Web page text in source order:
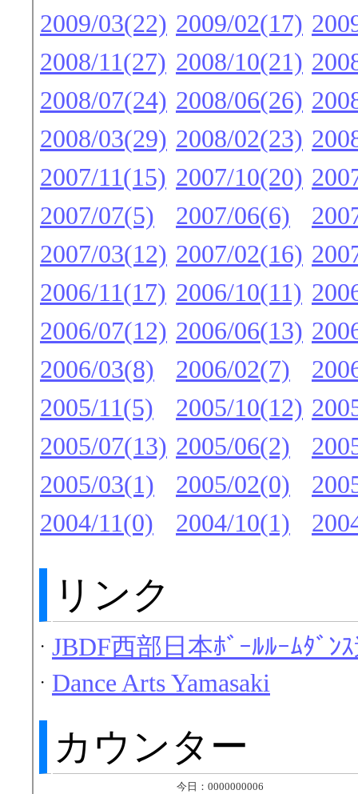
2009/03(22) 2009/02(17)
2008/11(27) 2008/10(21)
2008/07(24) 2008/06(26)
2008/03(29) 2008/02(23)
2007/11(15) 2007/10(20)
2007/07(5)
2007/06(6)
2007/03(12) 2007/02(16)
2006/11(17) 2006/10(11)
2006/07(12) 2006/06(13)
2006/03(8)
2006/02(7)
2005/11(5)
2005/10(12)
2005/07(13) 2005/06(2)
2005/03(1)
2005/02(0)
2004/11(0)
2004/10(1)
リンク
・ JBDF西部日本ﾎﾞｰﾙﾙｰﾑﾀﾞﾝ
・ Dance Arts Yamasaki
カウンター